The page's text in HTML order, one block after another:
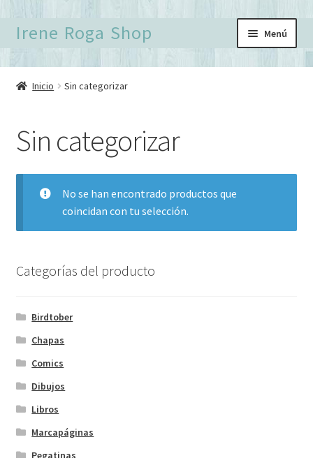
Ir
a
navegación
Ir
al
Irene Roga Shop Menú
Inicio
Carrito
Finalizar compra
Formulario de contacto
Inicio Sin categorizar
Sin categorizar
No se han encontrado productos que
coincidan con tu selección.
Categorías del producto
Birdtober
Chapas
Comics
Dibujos
Libros
Marcapáginas
Pegatinas